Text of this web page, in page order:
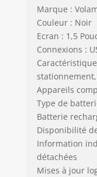
Marque :
Couleur : Noir
Ecran : 1,5
Connexions :
Appareils
Type de
Batterie
Disponibilité
Information
détachées
Mises à jour